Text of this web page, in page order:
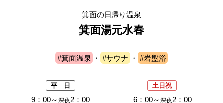
箕面の日帰り温泉
箕面湯元水春
#箕面温泉 ・ #サウナ ・ #岩盤浴
平 日 土日祝
9：00～ 深夜2：00 6：00～ 深夜2：00